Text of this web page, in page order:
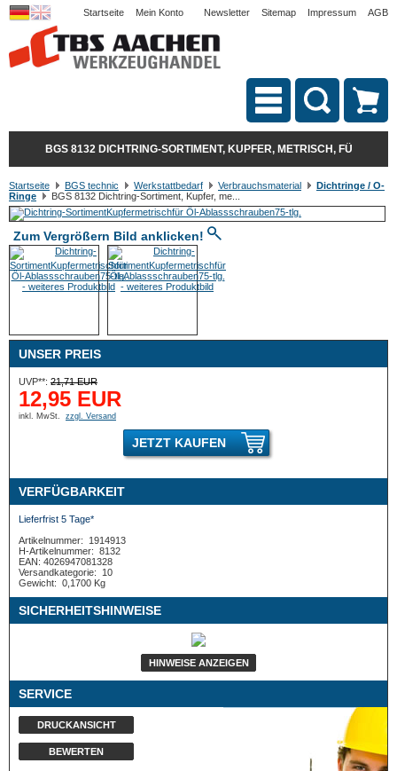
Startseite Mein Konto Newsletter Sitemap Impressum AGB
BGS 8132 DICHTRING-SORTIMENT, KUPFER, METRISCH, FÜ
Startseite BGS technic Werkstattbedarf Verbrauchsmaterial
Dichtringe / O-
Ringe
BGS 8132 Dichtring-Sortiment, Kupfer, me...
Zum Vergrößern Bild anklicken!
UNSER PREIS
UVP**: 21,71 EUR
12,95 EUR
inkl. MwSt. zzgl. Versand
JETZT KAUFEN
VERFÜGBARKEIT
Lieferfrist 5 Tage*
Artikelnummer:
1914913
H-Artikelnummer: 8132
EAN: 4026947081328
Versandkategorie:
10
Gewicht: 0,1700 Kg
SICHERHEITSHINWEISE
HINWEISE ANZEIGEN
SERVICE
DRUCKANSICHT
BEWERTEN